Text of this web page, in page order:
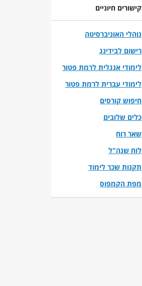
קישורים חיוניים
נוהלי האוניברסיטה
רישום לבידינג
לימודי אנגלית לרמת פטור
לימודי עברית לרמת פטור
חיפוש קורסים
כלים שלובים
שאר רוח
לוח שנה"ל
תקנות שכר לימוד
מפת הקמפוס